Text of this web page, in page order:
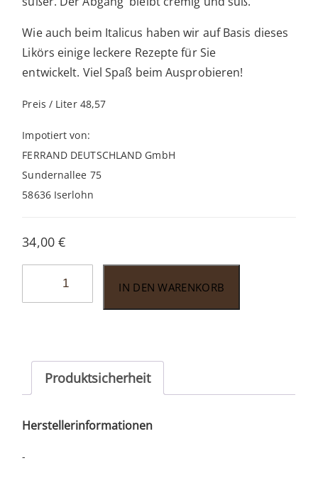
Wie auch beim Italicus haben wir auf Basis dieses
Likörs einige leckere Rezepte für Sie
entwickelt. Viel Spaß beim Ausprobieren!
Preis / Liter 48,57
Impotiert von:
FERRAND DEUTSCHLAND GmbH
Sundernallee 75
58636 Iserlohn
34,00 €
IN DEN WARENKORB
Produktsicherheit
Herstellerinformationen
-